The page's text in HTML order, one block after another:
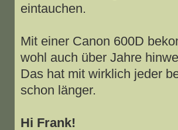
eintauchen.
Mit einer Canon 600D
wohl auch über Jahre
Das hat mit wirklich jeder
schon länger.
Hi Frank!